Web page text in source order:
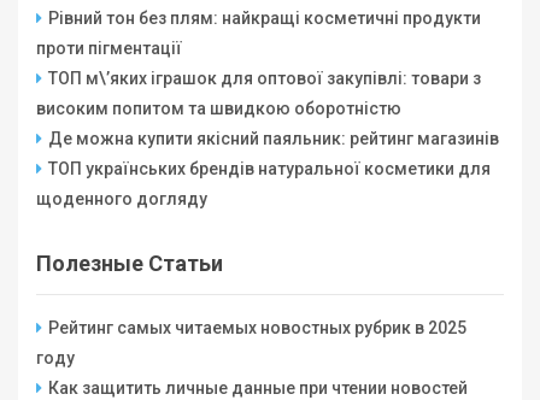
Рівний тон без плям: найкращі косметичні продукти
проти пігментації
ТОП м\’яких іграшок для оптової закупівлі: товари з
високим попитом та швидкою оборотністю
Де можна купити якісний паяльник: рейтинг магазинів
ТОП українських брендів натуральної косметики для
щоденного догляду
Полезные Статьи
Рейтинг самых читаемых новостных рубрик в 2025
году
Как защитить личные данные при чтении новостей